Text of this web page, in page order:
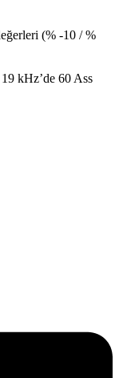
(% -10 / %
kHz’de 60 Ass